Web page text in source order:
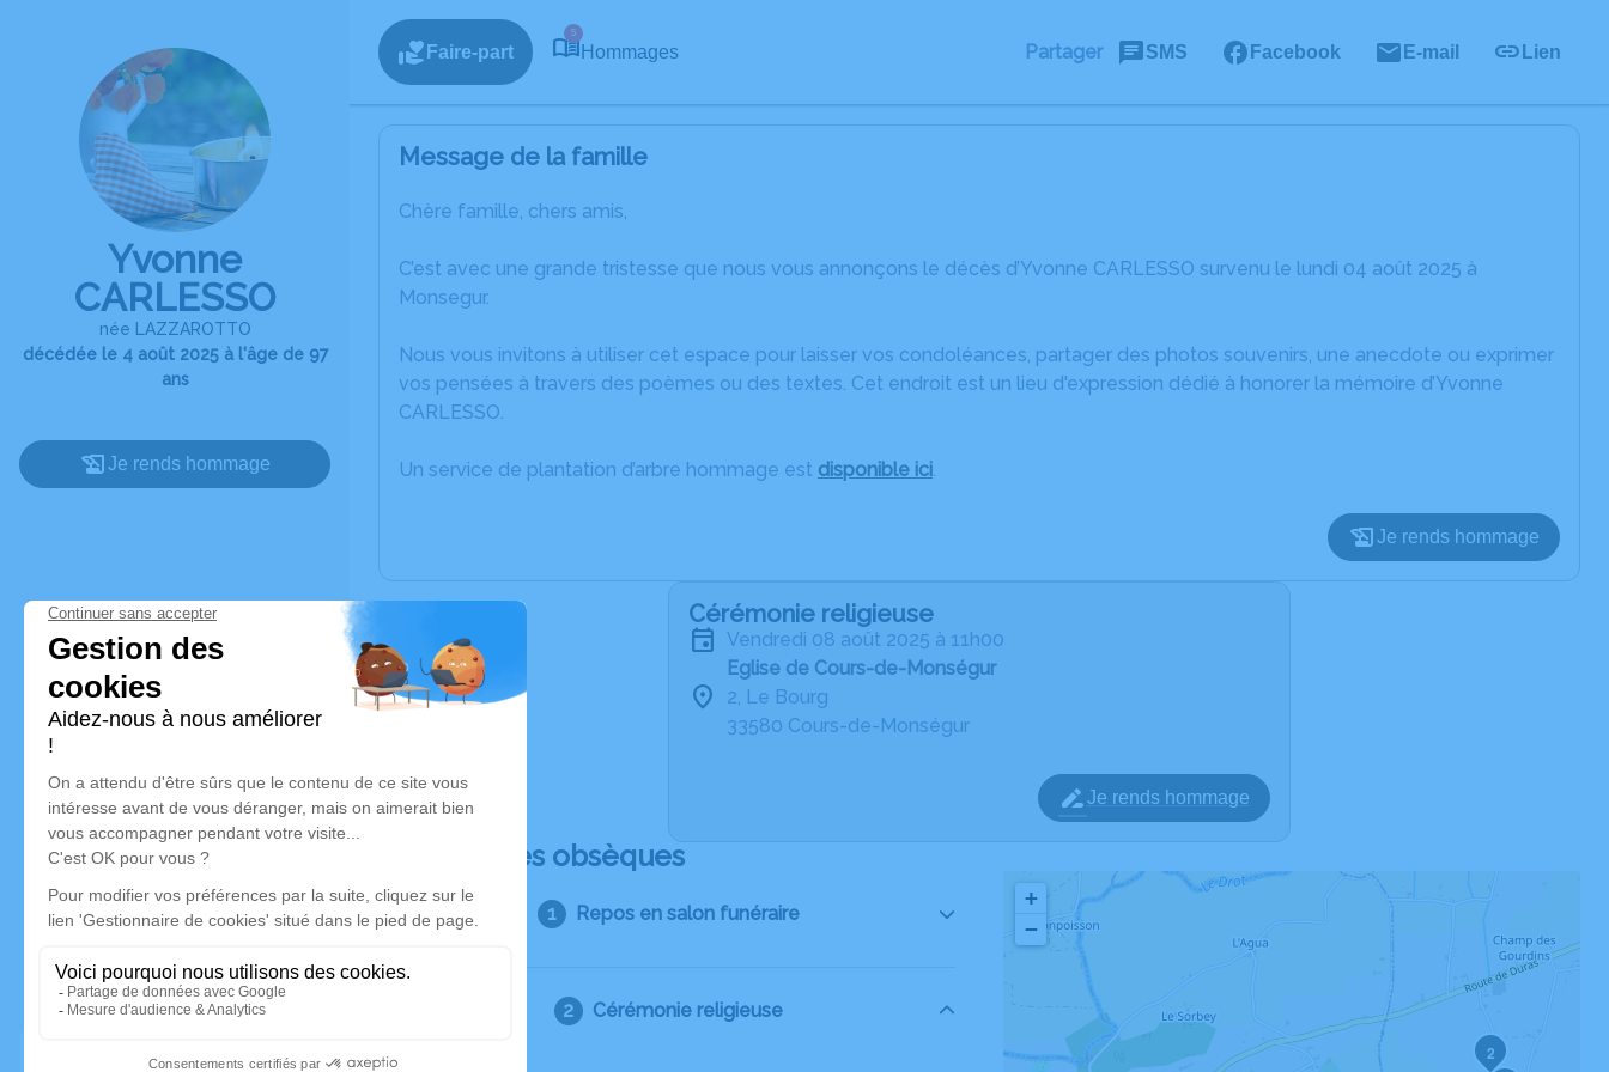
Yvonne
CARLESSO
née LAZZAROTTO
décédée le 4 août 2025 à l'âge de 97
ans
Je rends hommage
Faire-part
5
Hommages Partager SMS Facebook E-mail Lien
Message de la famille
Chère famille, chers amis,
C’est avec une grande tristesse que nous vous annonçons le décès d’Yvonne CARLESSO survenu le lundi 04 août 2025 à
Monsegur.
Nous vous invitons à utiliser cet espace pour laisser vos condoléances, partager des photos souvenirs, une anecdote ou exprimer
vos pensées à travers des poèmes ou des textes. Cet endroit est un lieu d'expression dédié à honorer la mémoire d’Yvonne
CARLESSO.
Un service de plantation d’arbre hommage est disponible ici.
Je rends hommage
Cérémonie religieuse
vendredi 08 août 2025 à 11h00
Eglise de Cours-de-Monségur
2, Le Bourg
33580 Cours-de-Monségur
Je rends hommage
Déroulé des obsèques
Repos en salon funéraire
Cérémonie religieuse
2
+
−